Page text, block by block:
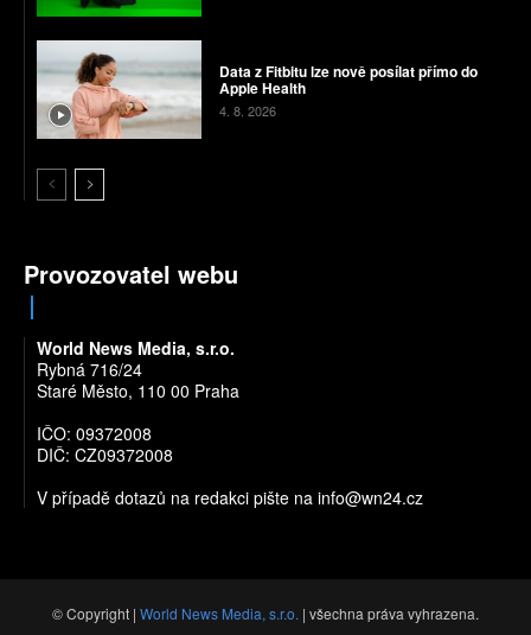
Data z Fitbitu lze nově posílat přímo do
Apple Health
4. 8. 2026
Provozovatel webu
World News Media, s.r.o.
Rybná 716/24
Staré Město, 110 00 Praha
IČO: 09372008
DIČ: CZ09372008
V případě dotazů na redakci pište na info@wn24.cz
© Copyright | World News Media, s.r.o. | všechna práva vyhrazena.